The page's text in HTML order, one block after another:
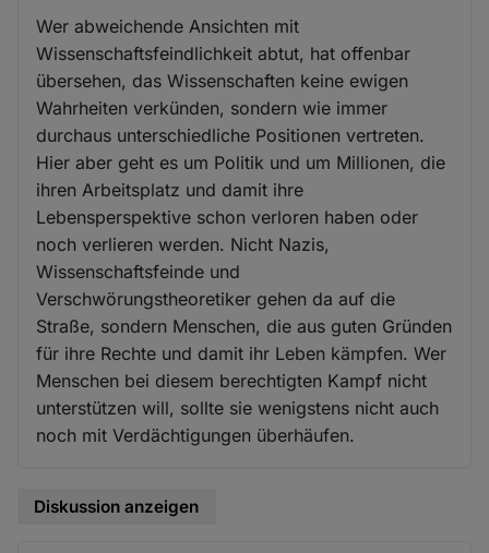
Wer abweichende Ansichten mit
Wissenschaftsfeindlichkeit abtut, hat offenbar
übersehen, das Wissenschaften keine ewigen
Wahrheiten verkünden, sondern wie immer
durchaus unterschiedliche Positionen vertreten.
Hier aber geht es um Politik und um Millionen, die
ihren Arbeitsplatz und damit ihre
Lebensperspektive schon verloren haben oder
noch verlieren werden. Nicht Nazis,
Wissenschaftsfeinde und
Verschwörungstheoretiker gehen da auf die
Straße, sondern Menschen, die aus guten Gründen
für ihre Rechte und damit ihr Leben kämpfen. Wer
Menschen bei diesem berechtigten Kampf nicht
unterstützen will, sollte sie wenigstens nicht auch
noch mit Verdächtigungen überhäufen.
Diskussion anzeigen